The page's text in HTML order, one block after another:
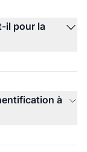
il pour la
à